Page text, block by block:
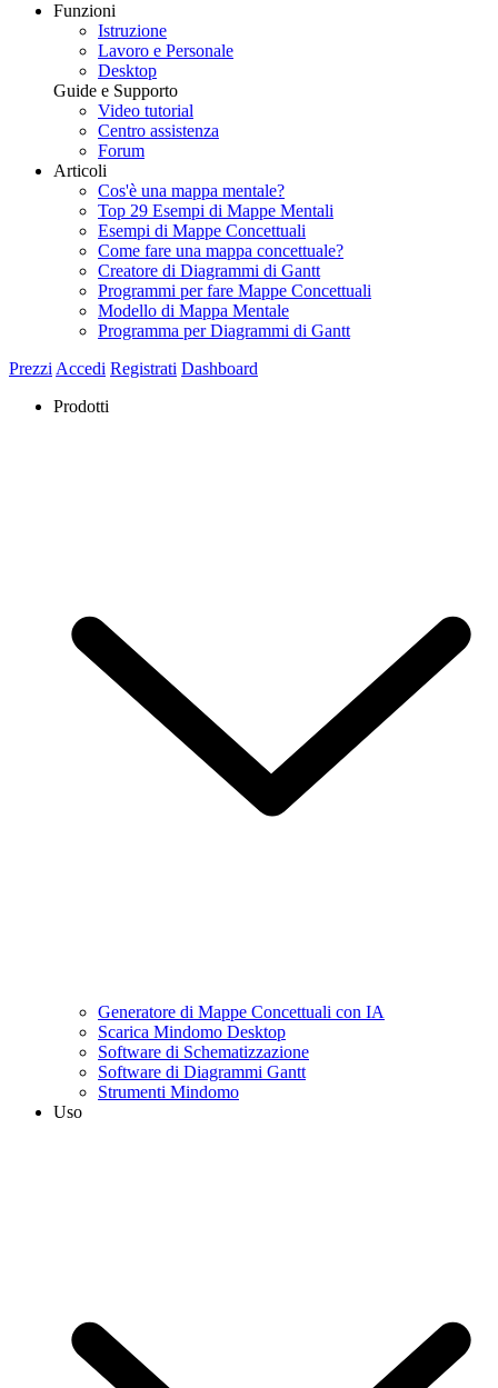
Funzioni
Istruzione
Lavoro e Personale
Desktop
Guide e Supporto
Video tutorial
Centro assistenza
Forum
Articoli
Cos'è una mappa mentale?
Top 29 Esempi di Mappe Mentali
Esempi di Mappe Concettuali
Come fare una mappa concettuale?
Creatore di Diagrammi di Gantt
Programmi per fare Mappe Concettuali
Modello di Mappa Mentale
Programma per Diagrammi di Gantt
Prezzi Accedi Registrati Dashboard
Prodotti
Generatore di Mappe Concettuali con IA
Scarica Mindomo Desktop
Software di Schematizzazione
Software di Diagrammi Gantt
Strumenti Mindomo
Uso